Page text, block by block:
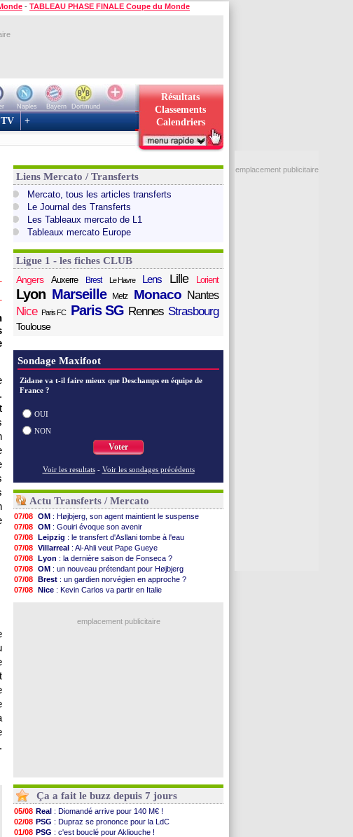
- TABLEAU PHASE FINALE Coupe du Monde
Naples Bayern
Dortmund
Résultats
Classements
Calendriers
TV +
Liens Mercato / Transferts
Mercato, tous les articles transferts
Le Journal des Transferts
Les Tableaux mercato de L1
Tableaux mercato Europe
Ligue 1 - les fiches CLUB
Angers
Auxerre Brest Le Havre Lens Lille Lorient
Lyon Marseille Metz Monaco Nantes
Nice Paris FC Paris SG Rennes Strasbourg
Toulouse
Sondage Maxifoot
Zidane va t-il faire mieux que Deschamps en équipe de
France ?
OUI
NON
Voter
Voir les resultats - Voir les sondages précédents
Actu Transferts / Mercato
07/08 OM : Højbjerg, son agent maintient le suspense
07/08 OM : Gouiri évoque son avenir
07/08 Leipzig : le transfert d'Asllani tombe à l'eau
07/08 Villarreal : Al-Ahli veut Pape Gueye
07/08 Lyon : la dernière saison de Fonseca ?
07/08 OM : un nouveau prétendant pour Højbjerg
07/08 Brest : un gardien norvégien en approche ?
07/08 Nice : Kevin Carlos va partir en Italie
: Mangala prêté à Getafe (officiel)
emplacement publicitaire
Ça a fait le buzz depuis 7 jours
05/08 Real : Diomandé arrive pour 140 M€ !
02/08 PSG : Dupraz se prononce pour la LdC
01/08 PSG : c'est bouclé pour Akliouche !
emplacement publicitaire